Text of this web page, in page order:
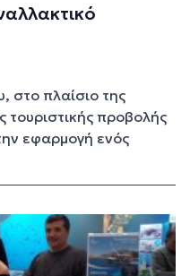
στο πλαίσιο της
τουριστικής προβολής
εφαρμογή ενός